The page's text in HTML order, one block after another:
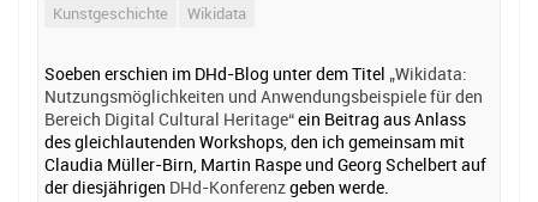
Kunstgeschichte
Wikidata
Soeben erschien im DHd-Blog unter dem Titel „Wikidata:
Nutzungsmöglichkeiten und Anwendungsbeispiele für den
Bereich Digital Cultural Heritage“ein Beitrag aus Anlass
des gleichlautenden Workshops, den ich gemeinsam mit
Claudia Müller-Birn, Martin Raspe und Georg Schelbert auf
der diesjährigen DHd-Konferenzgeben werde.